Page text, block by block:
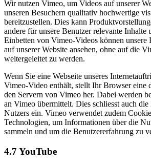
Wir nutzen Vimeo, um Videos auf unserer
unseren Besuchern qualitativ hochwertige
bereitzustellen. Dies kann
andere für unsere Benutzer relevante Inhalte
Einbetten von Vimeo-Videos können unsere
auf unserer Website ansehen, ohne auf die
weitergeleitet zu werden.
Wenn Sie eine Webseite unseres
Vimeo-Video enthält, stellt Ihr Browser eine
den Servern von Vimeo her. Dabei werden
an Vimeo übermittelt. Dies schliesst auch die
Nutzers ein. Vimeo verwendet zudem
Technologien, um Informationen über die
sammeln und um die Benutzererfahrung zu
4.7 YouTube